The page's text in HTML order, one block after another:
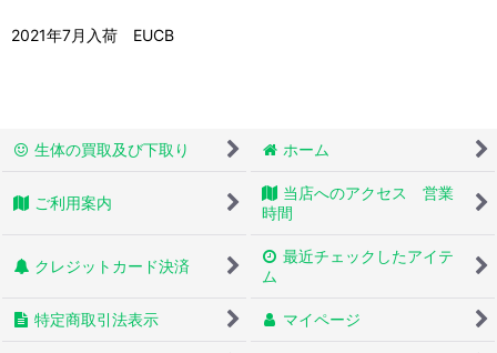
2021年7月入荷 EUCB
生体の買取及び下取り ホーム
ご利用案内
当店へのアクセス 営業
時間
クレジットカード決済
最近チェックしたアイテ
ム
特定商取引法表示 マイページ